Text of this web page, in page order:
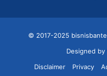
© 2017-2025
Designed
Disclaimer
Privacy